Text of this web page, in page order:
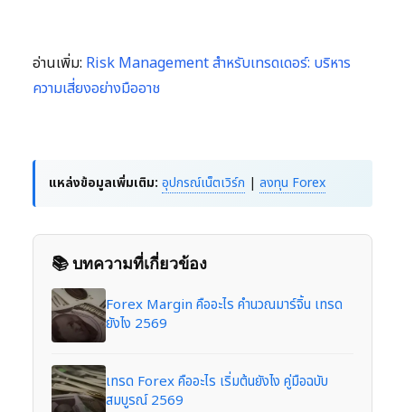
อ่านเพิ่ม: Risk Management สำหรับเทรดเดอร์: บริหาร
ความเสี่ยงอย่างมืออาช
แหล่งข้อมูลเพิ่มเติม: อุปกรณ์เน็ตเวิร์ก | ลงทุน Forex
📚 บทความที่เกี่ยวข้อง
Forex Margin คืออะไร คำนวณมาร์จิ้น เทรด
ยังไง 2569
เทรด Forex คืออะไร เริ่มต้นยังไง คู่มือฉบับ
สมบูรณ์ 2569